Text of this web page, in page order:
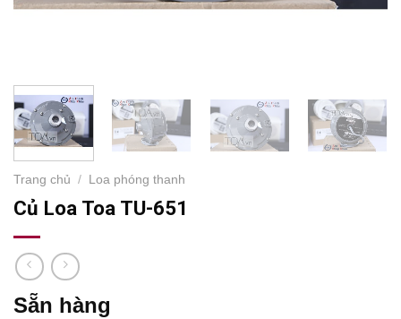
Trang chủ / Loa phóng thanh
Củ Loa Toa TU-651
Sẵn hàng